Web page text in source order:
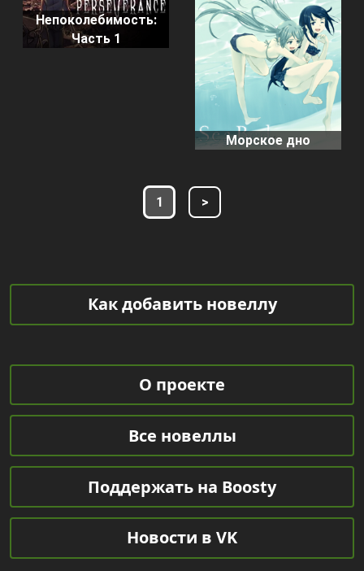
Непоколебимость:
Часть 1
Морское дно
1 >
Как добавить новеллу
О проекте
Все новеллы
Поддержать на Boosty
Новости в VK